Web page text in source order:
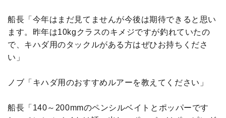
船長「今年はまだ見てませんが今後は期待できると思い
ます。昨年は10kgクラスのキメジですが釣れていたの
で、キハダ用のタックルがある方はぜひお持ちくださ
い」
ノブ「キハダ用のおすすめルアーを教えてください」
船長「140～200mmのペンシルベイトとポッパーです